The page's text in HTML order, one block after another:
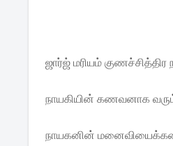
ஜார்ஜ் மரியம் குணச்சித்திர
நாயகியின் கணவனாக
நாயகனின்